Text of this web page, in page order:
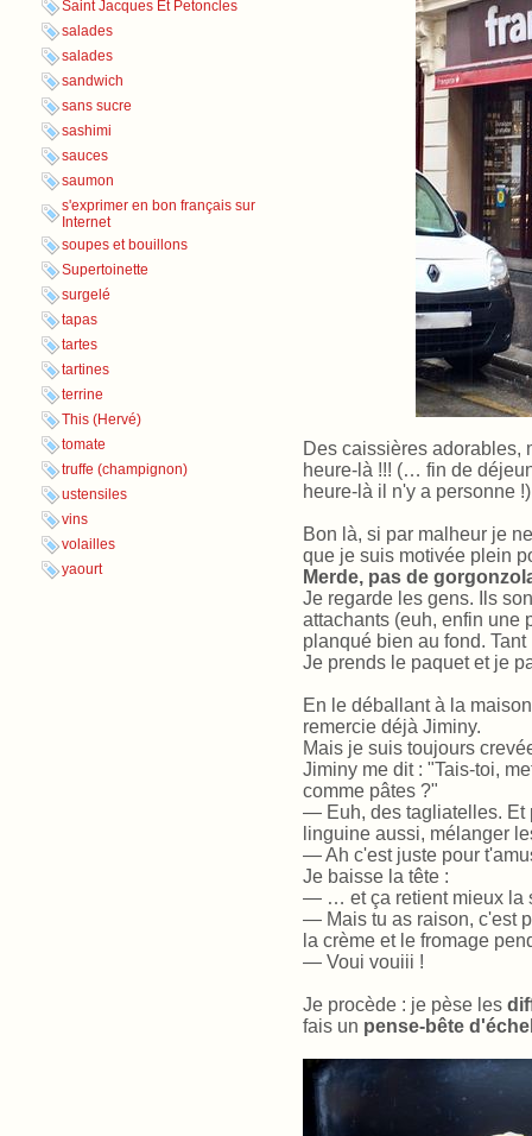
Saint Jacques Et Petoncles
salades
salades
sandwich
sans sucre
sashimi
sauces
saumon
s'exprimer en bon français sur
Internet
soupes et bouillons
Supertoinette
surgelé
tapas
tartes
tartines
terrine
This (Hervé)
tomate
truffe (champignon)
ustensiles
vins
volailles
yaourt
Des caissières adorables,
heure-là !!! (… fin de
heure-là il n'y a personne
Bon là, si par malheur je
que je suis motivée plein
Merde, pas de
Je regarde les gens. Ils
attachants (euh, enfin une
planqué bien au fond.
Je prends le paquet et je
En le déballant à la
remercie déjà Jiminy.
Mais je suis toujours
Jiminy me dit : "Tais-toi,
comme pâtes ?"
— Euh, des tagliatelles. Et
linguine aussi, mélanger
— Ah c'est juste pour
Je baisse la tête :
— … et ça retient mieux la
— Mais tu as raison, c'est
la crème et le fromage
— Voui vouiii !
Je procède : je pèse les
fais un pense-bête